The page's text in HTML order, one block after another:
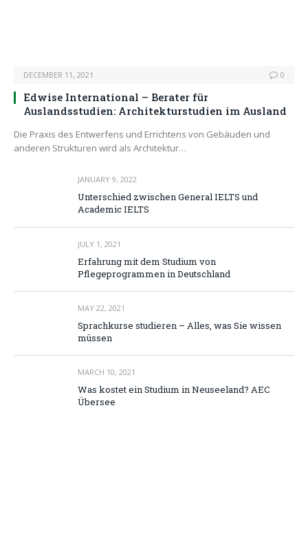
DECEMBER 11, 2021 0
Edwise International – Berater für
Auslandsstudien: Architekturstudien im Ausland
Die Praxis des Entwerfens und Errichtens von Gebäuden und
anderen Strukturen wird als Architektur…
JANUARY 9, 2022
Unterschied zwischen General IELTS und
Academic IELTS
JULY 1, 2021
Erfahrung mit dem Studium von
Pflegeprogrammen in Deutschland
MAY 22, 2021
Sprachkurse studieren – Alles, was Sie wissen
müssen
MARCH 10, 2021
Was kostet ein Studium in Neuseeland? AEC
Übersee